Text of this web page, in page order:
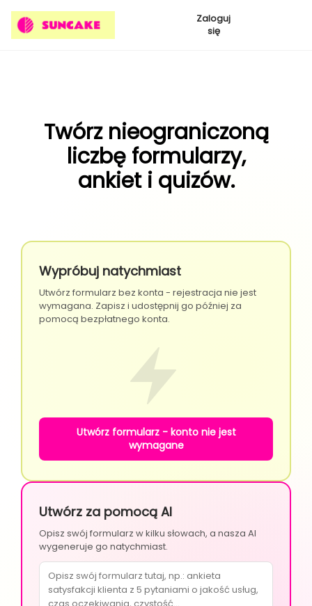
Zaloguj
się
Twórz nieograniczoną
liczbę formularzy,
ankiet i quizów.
Wypróbuj natychmiast
Utwórz formularz bez konta - rejestracja nie jest
wymagana. Zapisz i udostępnij go później za
pomocą bezpłatnego konta.
Utwórz formularz - konto nie jest
wymagane
Utwórz za pomocą AI
Opisz swój formularz w kilku słowach, a nasza AI
wygeneruje go natychmiast.